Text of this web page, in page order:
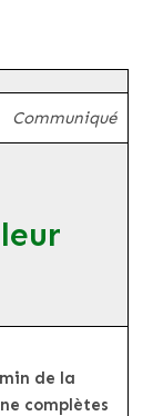
Communiqué
de la
complètes